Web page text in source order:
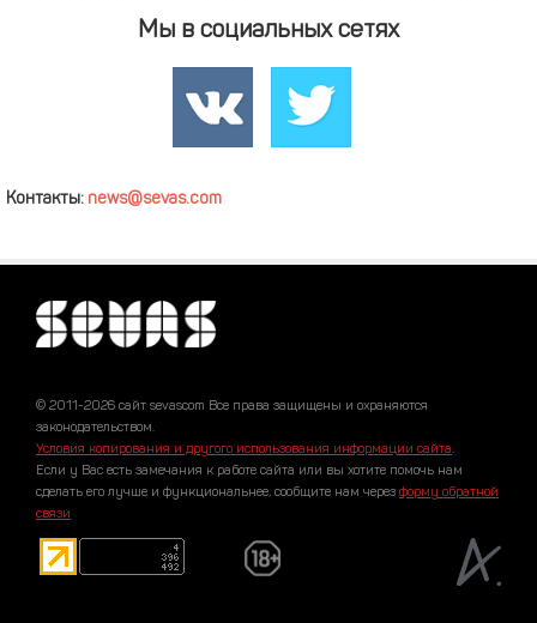
Мы в социальных сетях
Контакты: news@sevas.com
© 2011-2026 сайт sevascom Все права защищены и охраняются
законодательством.
Условия копирования и другого использования информации сайта.
Если у Вас есть замечания к работе сайта или вы хотите помочь нам
сделать его лучше и функциональнее, сообщите нам через форму обратной
связи